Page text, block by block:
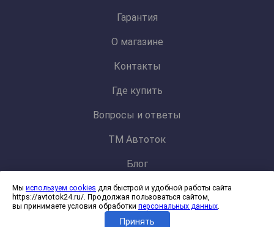
Гарантия
О магазине
Контакты
Где купить
Вопросы и ответы
ТМ Автоток
Блог
Политика конфиденциальности и обработки персональных данных
Согласие на обработку файлов cookies
Мы используем cookies для быстрой и удобной работы сайта
https://avtotok24.ru/. Продолжая пользоваться сайтом,
вы принимаете условия обработки персональных данных.
Принять